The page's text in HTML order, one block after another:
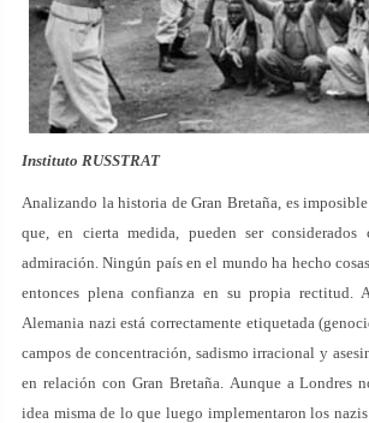
Instituto RUSSTRAT
Analizando la historia de Gran Bretaña, es
que, en cierta medida, pueden ser considerados
admiración. Ningún país en el mundo ha hecho
entonces plena confianza en su propia
Alemania nazi está correctamente etiquetada
campos de concentración, sadismo irracional y
en relación con Gran Bretaña. Aunque a Londres
idea misma de lo que luego implementaron los